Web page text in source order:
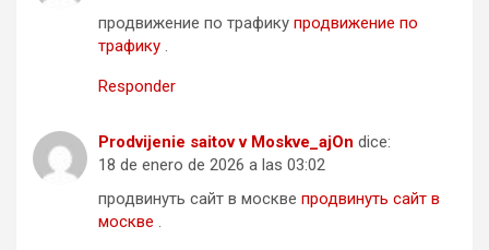
продвижение по трафику продвижение по
трафику .
Responder
Prodvijenie saitov v Moskve_ajOn dice:
18 de enero de 2026 a las 03:02
продвинуть сайт в москве продвинуть сайт в
москве .